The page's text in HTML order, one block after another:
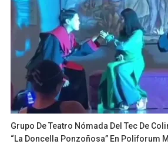
Grupo De Teatro Nómada Del Tec De
“La Doncella Ponzoñosa” En Poliforum